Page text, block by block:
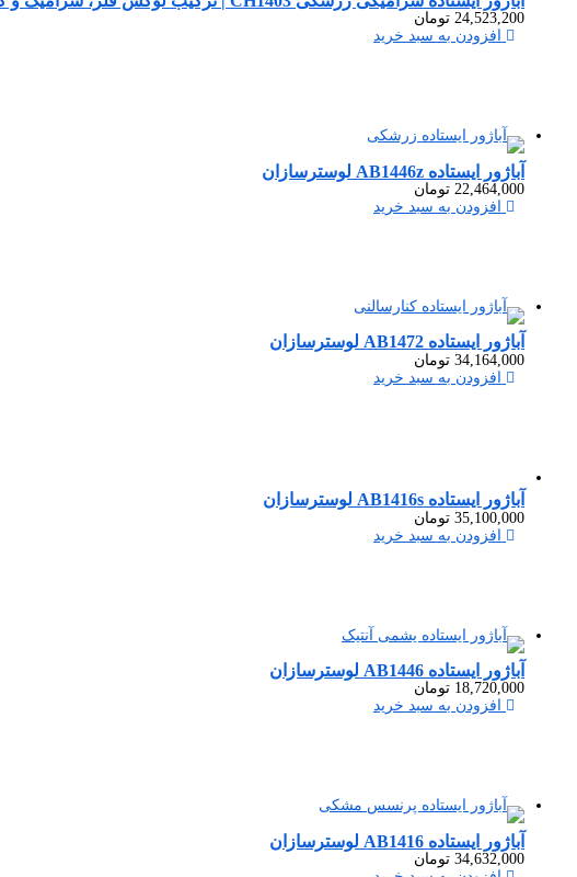
24,523,200 تومان
افزودن به سبد خرید
آباژور ایستاده AB1446z لوسترسازان
22,464,000 تومان
افزودن به سبد خرید
آباژور ایستاده AB1472 لوسترسازان
34,164,000 تومان
افزودن به سبد خرید
آباژور ایستاده AB1416s لوسترسازان
35,100,000 تومان
افزودن به سبد خرید
آباژور ایستاده AB1446 لوسترسازان
18,720,000 تومان
افزودن به سبد خرید
آباژور ایستاده AB1416 لوسترسازان
34,632,000 تومان